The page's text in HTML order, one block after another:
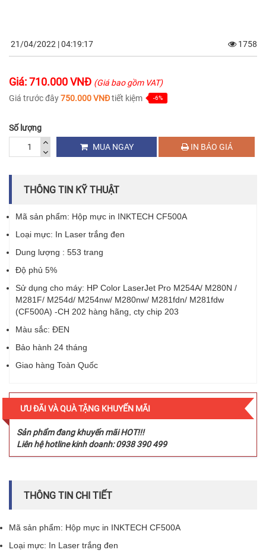
21/04/2022 | 04:19:17 1758
Giá: 710.000 VNĐ (Giá bao gồm VAT)
Giá trước đây750.000 VNĐtiết kiệm -6%
Số lượng
MUA NGAY
IN BÁO GIÁ
THÔNG TIN KỸ THUẬT
Mã sản phẩm: Hộp mực in INKTECH CF500A
Loại mực: In Laser trắng đen
Dung lượng : 553 trang
Độ phủ 5%
Sử dụng cho máy: HP Color LaserJet Pro M254A/ M280N /
M281F/ M254d/ M254nw/ M280nw/ M281fdn/ M281fdw
(CF500A) -CH 202 hàng hãng, cty chip 203
Màu sắc: ĐEN
Bảo hành 24 tháng
Giao hàng Toàn Quốc
ƯU ĐÃI VÀ QUÀ TẶNG KHUYẾN MÃI
Sản phẩm đang khuyến mãi HOT!!!
Liên hệ hotline kinh doanh: 0938 390 499
THÔNG TIN CHI TIẾT
Mã sản phẩm: Hộp mực in INKTECH CF500A
Loại mực: In Laser trắng đen